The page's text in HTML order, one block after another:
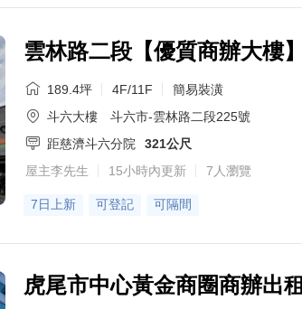
雲林路二段【優質商辦大樓
189.4坪 4F/11F
簡易裝潢
斗六大樓
斗六市-雲林路二段225號
距慈濟斗六分院
321公尺
屋主李先生
15小時內更新 7人瀏覽
7日上新 可登記 可隔間
虎尾市中心黃金商圈商辦出租